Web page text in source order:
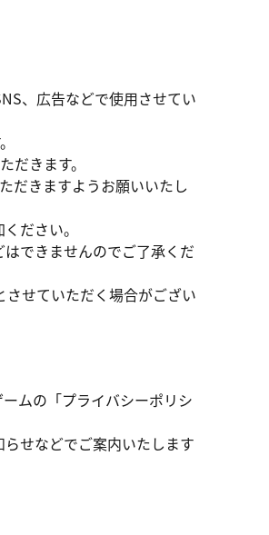
、広告などで使用させてい
だきます。
だきますようお願いいたし
ださい。
できませんのでご了承くだ
させていただく場合がござい
ムの「プライバシーポリシ
せなどでご案内いたします